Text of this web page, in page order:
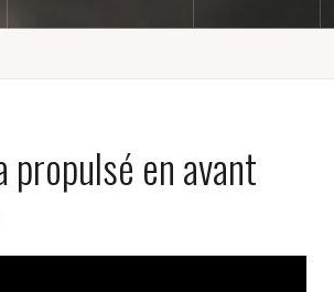
propulsé en avant